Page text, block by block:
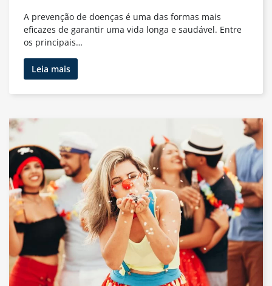
A prevenção de doenças é uma das formas mais
eficazes de garantir uma vida longa e saudável. Entre
os principais…
Leia maisPrevenção
de
Doenças
Que
Todo
Adulto
Precisa
Saber
para
Manter
a
em